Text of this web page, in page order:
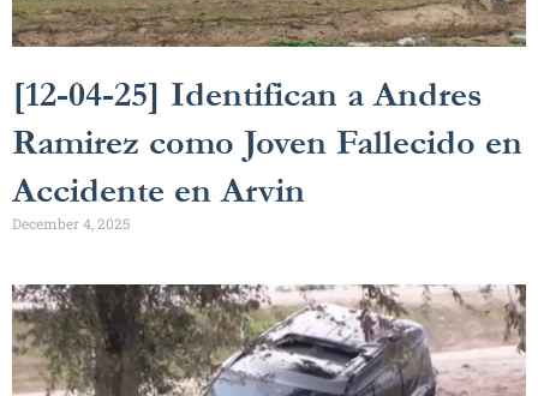
[12-04-25] Identifican a Andres
Ramirez como Joven Fallecido en
Accidente en Arvin
December 4, 2025